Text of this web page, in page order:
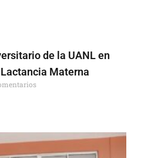
de la UANL en
Materna